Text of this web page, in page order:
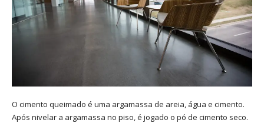
O cimento queimado é uma argamassa de areia, água e cimento.
Após nivelar a argamassa no piso, é jogado o pó de cimento seco.